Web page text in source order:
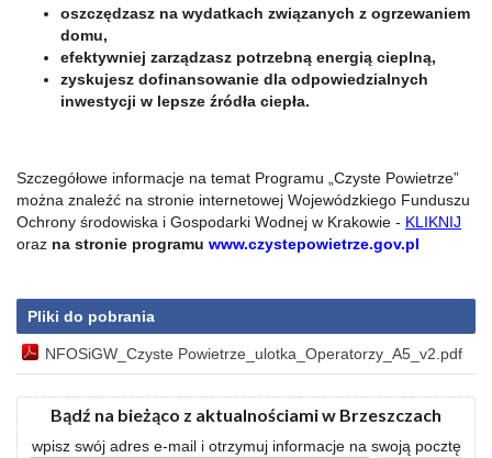
oszczędzasz na wydatkach związanych z ogrzewaniem
domu,
efektywniej zarządzasz potrzebną energią cieplną,
zyskujesz dofinansowanie dla odpowiedzialnych
inwestycji w lepsze źródła ciepła.
Szczegółowe informacje na temat Programu „Czyste Powietrze”
można znaleźć na stronie internetowej Wojewódzkiego Funduszu
Ochrony środowiska i Gospodarki Wodnej w Krakowie - KLIKNIJ
oraz na stronie programu www.czystepowietrze.gov.pl
Pliki do pobrania
NFOSiGW_Czyste Powietrze_ulotka_Operatorzy_A5_v2.pdf
Bądź na bieżąco z aktualnościami w Brzeszczach
wpisz swój adres e-mail i otrzymuj informacje na swoją pocztę